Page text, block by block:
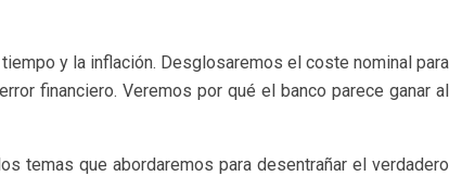
y la inflación. Desglosaremos el coste nominal para
financiero. Veremos por qué el banco parece ganar al
temas que abordaremos para desentrañar el verdadero